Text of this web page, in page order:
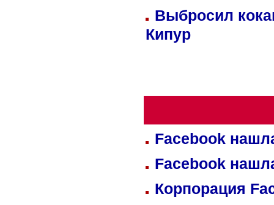
Выбросил
Кипур
Facebook
Facebook
Корпорация